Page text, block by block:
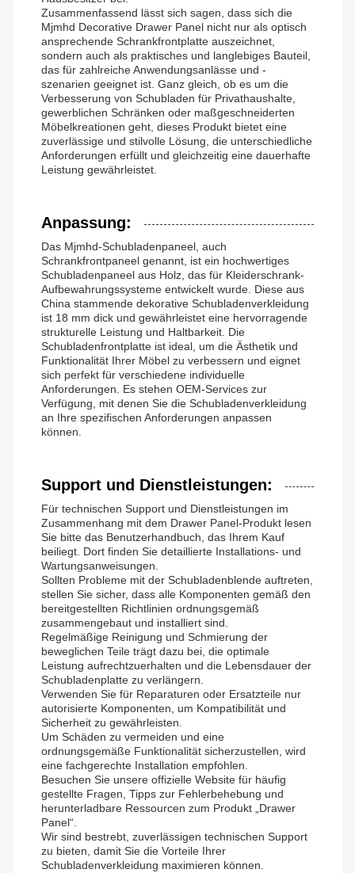
Zusammenfassend lässt sich sagen, dass sich die
Mjmhd Decorative Drawer Panel nicht nur als optisch
ansprechende Schrankfrontplatte auszeichnet,
sondern auch als praktisches und langlebiges Bauteil,
das für zahlreiche Anwendungsanlässe und -
szenarien geeignet ist. Ganz gleich, ob es um die
Verbesserung von Schubladen für Privathaushalte,
gewerblichen Schränken oder maßgeschneiderten
Möbelkreationen geht, dieses Produkt bietet eine
zuverlässige und stilvolle Lösung, die unterschiedliche
Anforderungen erfüllt und gleichzeitig eine dauerhafte
Leistung gewährleistet.
Anpassung:
Das Mjmhd-Schubladenpaneel, auch
Schrankfrontpaneel genannt, ist ein hochwertiges
Schubladenpaneel aus Holz, das für Kleiderschrank-
Aufbewahrungssysteme entwickelt wurde. Diese aus
China stammende dekorative Schubladenverkleidung
ist 18 mm dick und gewährleistet eine hervorragende
strukturelle Leistung und Haltbarkeit. Die
Schubladenfrontplatte ist ideal, um die Ästhetik und
Funktionalität Ihrer Möbel zu verbessern und eignet
sich perfekt für verschiedene individuelle
Anforderungen. Es stehen OEM-Services zur
Verfügung, mit denen Sie die Schubladenverkleidung
an Ihre spezifischen Anforderungen anpassen
können.
Support und Dienstleistungen:
Für technischen Support und Dienstleistungen im
Zusammenhang mit dem Drawer Panel-Produkt lesen
Sie bitte das Benutzerhandbuch, das Ihrem Kauf
beiliegt. Dort finden Sie detaillierte Installations- und
Wartungsanweisungen.
Sollten Probleme mit der Schubladenblende auftreten,
stellen Sie sicher, dass alle Komponenten gemäß den
bereitgestellten Richtlinien ordnungsgemäß
zusammengebaut und installiert sind.
Regelmäßige Reinigung und Schmierung der
beweglichen Teile trägt dazu bei, die optimale
Leistung aufrechtzuerhalten und die Lebensdauer der
Schubladenplatte zu verlängern.
Verwenden Sie für Reparaturen oder Ersatzteile nur
autorisierte Komponenten, um Kompatibilität und
Sicherheit zu gewährleisten.
Um Schäden zu vermeiden und eine
ordnungsgemäße Funktionalität sicherzustellen, wird
eine fachgerechte Installation empfohlen.
Besuchen Sie unsere offizielle Website für häufig
gestellte Fragen, Tipps zur Fehlerbehebung und
herunterladbare Ressourcen zum Produkt „Drawer
Panel“.
Wir sind bestrebt, zuverlässigen technischen Support
zu bieten, damit Sie die Vorteile Ihrer
Schubladenverkleidung maximieren können.